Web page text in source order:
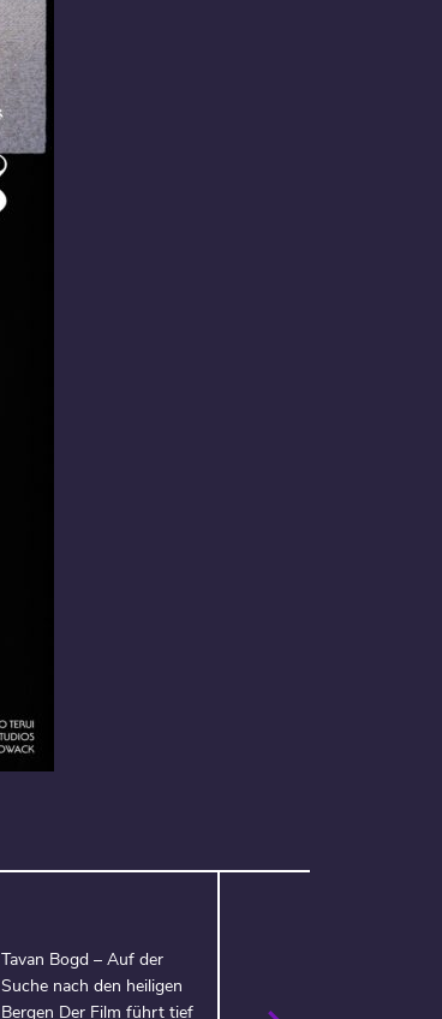
Tavan Bogd – Auf der
Suche nach den heiligen
Bergen Der Film führt tief